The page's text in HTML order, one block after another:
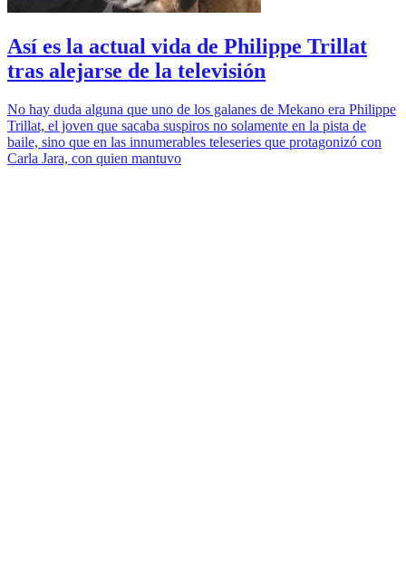
Así es la actual vida de Philippe Trillat
tras alejarse de la televisión
No hay duda alguna que uno de los galanes de Mekano era Philippe
Trillat, el joven que sacaba suspiros no solamente en la pista de
baile, sino que en las innumerables teleseries que protagonizó con
Carla Jara, con quien mantuvo